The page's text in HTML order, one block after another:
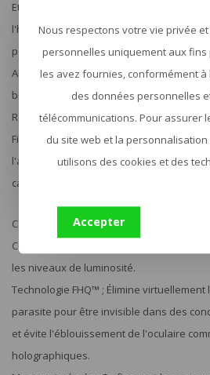
Etanche (IPX8) ; les joints toriques
l'humidité, de la poussière et de la
performances fiables dans tous les
Absence de buée ; le remplissage à
buée interne sur une large plage de
Résistant aux chocs : la construction
Finition anodisée mate ; L'anodisation
l'abrasion offre une surface mate peu
camoufler la position du tireur.
Caractéristiques conviviales
Commandes sur le panneau arrière ;
les niveaux de luminosité.
Technologie FHQ™ ; Élimine
parasite pour être invisible dans des
et évite l'éblouissement de l'oculaire
holographiques.
Nous respectons votre vie privée
personnelles uniquement aux
les avez fournies, conformément à
des données personnelles
télécommunications. Pour assurer
du site web et la
utilisons des cookies et des
Accepter